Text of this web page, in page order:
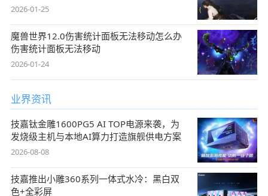
2026-01-25
魔兽世界12.0伤害统计面板无法移动怎么办
伤害统计面板无法移动
2026-01-24
业界资讯
技嘉钛金雕1600PG5 AI TOP电源来袭，为
发烧级主机与本地AI算力打造旗舰供电方案
2026-08-08
技嘉推出小雕360系列一体式水冷：黑白双
色+全彩屏